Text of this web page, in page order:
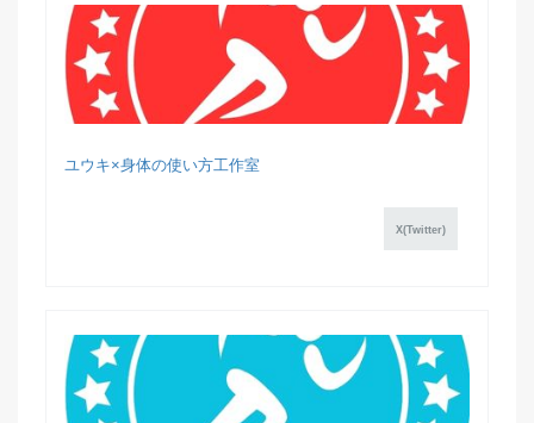
ユウキ×身体の使い方工作室
X(Twitter)